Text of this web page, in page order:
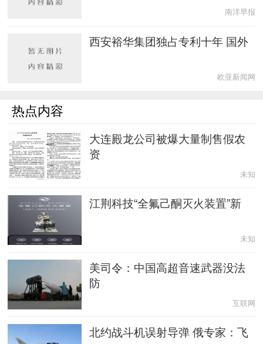
南洋早报
西安裕华集团独占专利十年 国外
欧亚新闻网
热点内容
大连殿龙公司被爆大量制售假农
资
未知
江荆科技“全氟己酮灭火装置”新
未知
美司令：中国高超音速武器没法
防
互联网
北约战斗机误射导弹 俄专家：飞